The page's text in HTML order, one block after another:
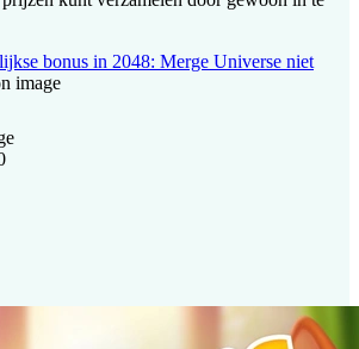
bonus in 2048: Merge Universe niet